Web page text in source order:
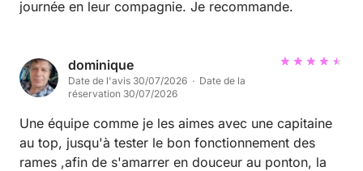
journée en leur compagnie. Je recommande.
dominique
Date de l'avis 30/07/2026 · Date de la
réservation 30/07/2026
Une équipe comme je les aimes avec une capitaine
au top, jusqu'à tester le bon fonctionnement des
rames ,afin de s'amarrer en douceur au ponton, la